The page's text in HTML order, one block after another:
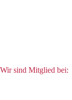
Wir sind Mitglied bei: